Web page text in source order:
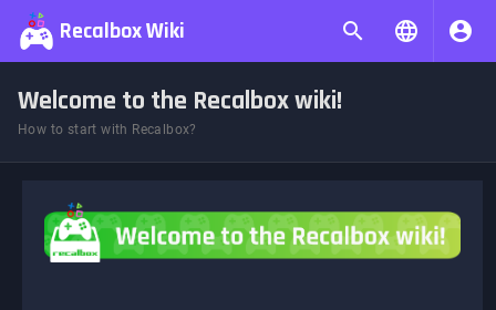
Recalbox Wiki
Welcome to the Recalbox wiki!
How to start with Recalbox?